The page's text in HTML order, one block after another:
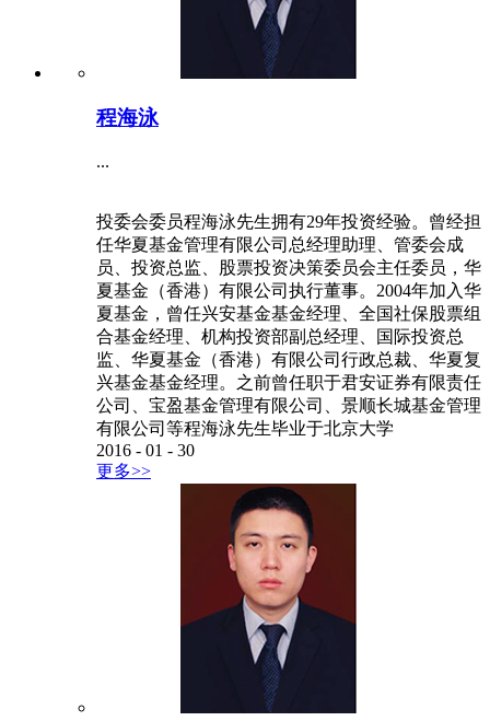
程海泳
...
投委会委员程海泳先生拥有29年投资经验。曾经担
任华夏基金管理有限公司总经理助理、管委会成
员、投资总监、股票投资决策委员会主任委员，华
夏基金（香港）有限公司执行董事。2004年加入华
夏基金，曾任兴安基金基金经理、全国社保股票组
合基金经理、机构投资部副总经理、国际投资总
监、华夏基金（香港）有限公司行政总裁、华夏复
兴基金基金经理。之前曾任职于君安证券有限责任
公司、宝盈基金管理有限公司、景顺长城基金管理
有限公司等程海泳先生毕业于北京大学
2016 - 01 - 30
更多>>